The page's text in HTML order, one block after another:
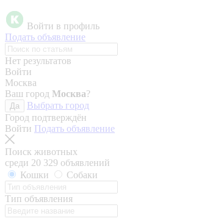
Войти в профиль
Подать объявление
Нет результатов
Войти
Москва
Ваш город Москва?
Да
Выбрать город
Город подтверждён
Войти Подать объявление
Поиск животных
среди 20 329 объявлений
Кошки
Собаки
Тип объявления